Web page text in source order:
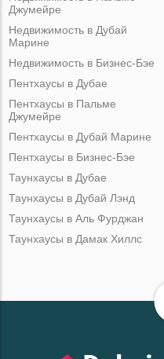
Джумейре
Недвижимость в Дубай
Марине
Недвижимость в Бизнес-Бэе
Пентхаусы в Дубае
Пентхаусы в Пальме
Джумейре
Пентхаусы в Дубай Марине
Пентхаусы в Бизнес-Бэе
Таунхаусы в Дубае
Таунхаусы в Дубай Лэнд
Таунхаусы в Аль Фурджан
Таунхаусы в Дамак Хиллс